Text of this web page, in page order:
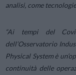
analisi, come
“Ai tempi del
dell’Osservatorio
Physical System è
continuità delle